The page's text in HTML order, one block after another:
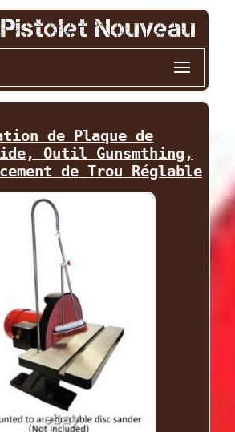
de Plaque de
Outil Gunsmthing,
de Trou Réglable